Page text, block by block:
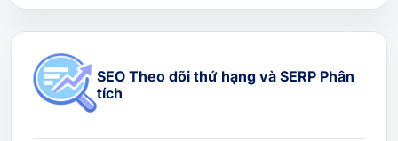
SEO Theo dõi thứ hạng và SERP Phân
tích